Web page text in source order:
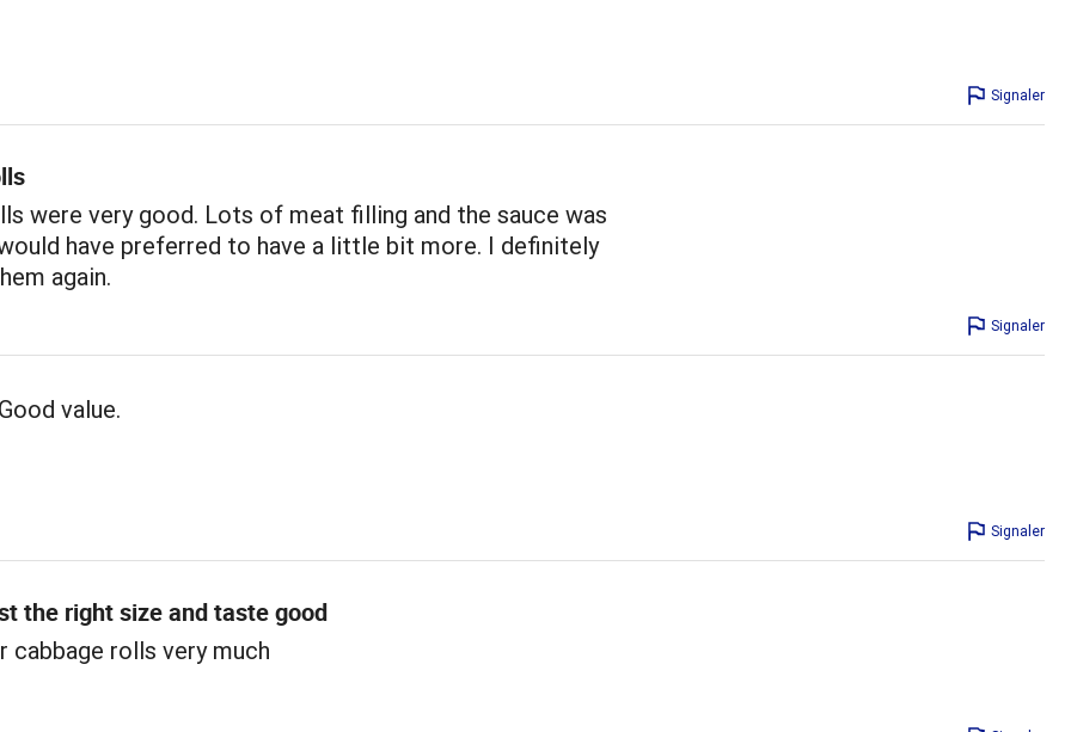
Signaler
were very good. Lots of meat filling and the sauce was
have preferred to have a little bit more. I definitely
again.
Signaler
value.
Signaler
the right size and taste good
cabbage rolls very much